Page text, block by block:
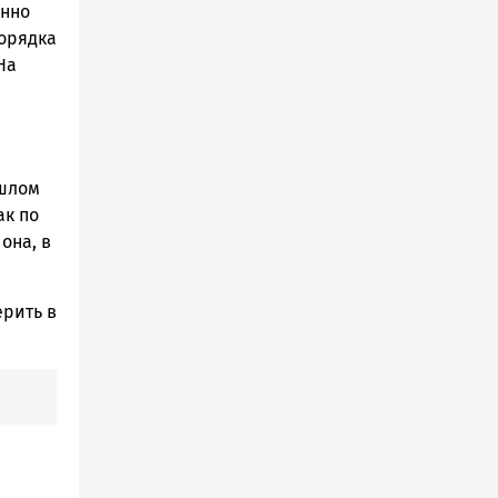
по
в
в